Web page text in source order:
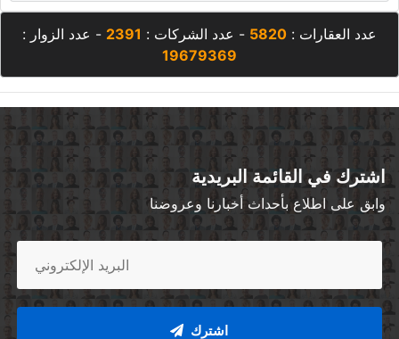
عدد العقارات : 5820 - عدد الشركات : 2391 - عدد الزوار :
19679369
اشترك في القائمة البريدية
وابق على اطلاع بأحداث أخبارنا وعروضنا
اشترك